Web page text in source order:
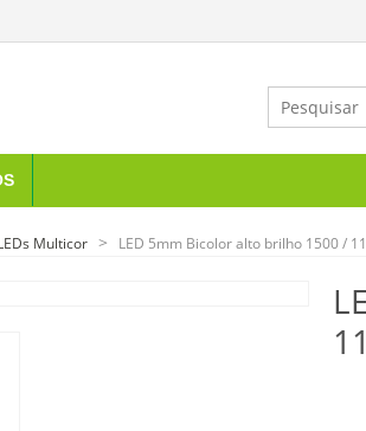
Multicor LED 5mm Bicolor alto brilho 1500 /